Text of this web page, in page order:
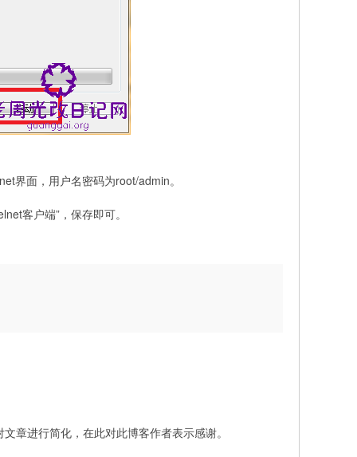
界面，用户名密码为root/admin。
客户端”，保存即可。
章进行简化，在此对此博客作者表示感谢。